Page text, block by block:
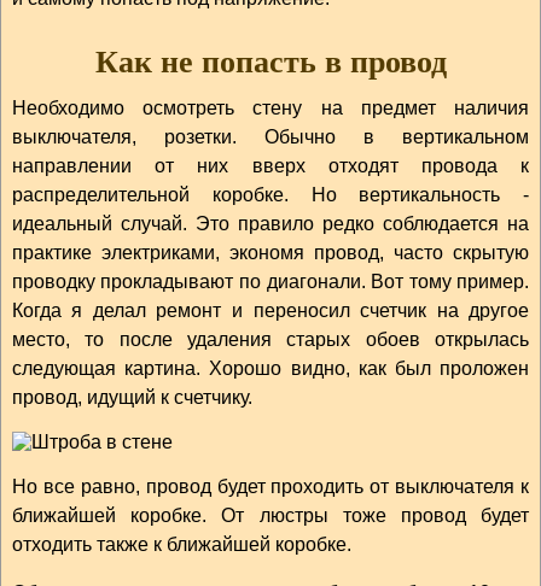
Как не попасть в провод
Необходимо осмотреть стену на предмет наличия
выключателя, розетки. Обычно в вертикальном
направлении от них вверх отходят провода к
распределительной коробке. Но вертикальность -
идеальный случай. Это правило редко соблюдается на
практике электриками, экономя провод, часто скрытую
проводку прокладывают по диагонали. Вот тому пример.
Когда я делал ремонт и переносил счетчик на другое
место, то после удаления старых обоев открылась
следующая картина. Хорошо видно, как был проложен
провод, идущий к счетчику.
Но все равно, провод будет проходить от выключателя к
ближайшей коробке. От люстры тоже провод будет
отходить также к ближайшей коробке.